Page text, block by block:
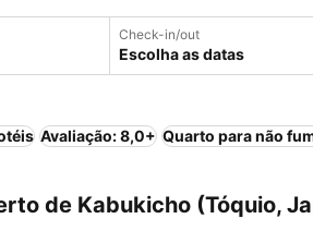
Check-in/out
Escolha as datas
Avaliação: 8,0+ Quarto para não
de Kabukicho (Tóquio,